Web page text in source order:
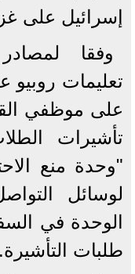
إسرائيل على
وفقا
تعليمات روبيو
على موظفي
تأشيرات
"وحدة منع
لوسائل
الوحدة في
طلبات التأشيرة.